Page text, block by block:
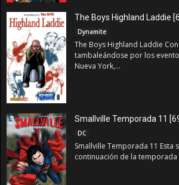
The Boys Highland Laddie
Dynamite
The Boys Highland Laddie
tambaleándose por los
Nueva York,...
Smallville Temporada 11
DC
Smallville Temporada 11 Esta
continuación de la temporada